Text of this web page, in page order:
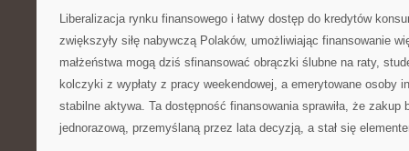
Liberalizacja rynku finansowego i łatwy dostęp do kredytów
zwiększyły siłę nabywczą Polaków, umożliwiając finansowanie
małżeństwa mogą dziś sfinansować obrączki ślubne na raty,
kolczyki z wypłaty z pracy weekendowej, a emerytowane osoby
stabilne aktywa. Ta dostępność finansowania sprawiła, że zakup
jednorazową, przemyślaną przez lata decyzją, a stał się